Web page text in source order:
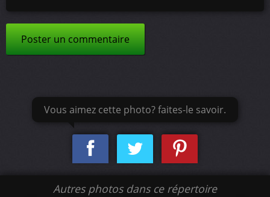
Poster un commentaire
Vous aimez cette photo? faites-le savoir.
Autres photos dans ce répertoire